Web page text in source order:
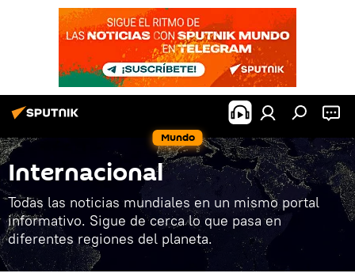
Mundo
Internacional
Todas las noticias mundiales en un mismo portal
informativo. Sigue de cerca lo que pasa en
diferentes regiones del planeta.